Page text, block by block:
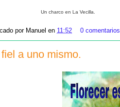
charco en La Vecilla.
por Manuel en 11:52 0 comentarios
a uno mismo.